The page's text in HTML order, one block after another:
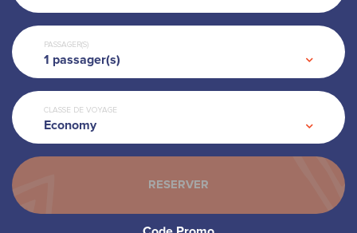
PASSAGER(S)
1 passager(s)
CLASSE DE VOYAGE
Economy